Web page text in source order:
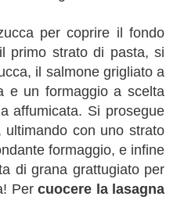
per coprire il fondo
primo strato di pasta, si
il salmone grigliato a
e un formaggio a scelta
affumicata. Si prosegue
con uno strato
formaggio, e infine
di grana grattugiato per
Percuocere la lasagna